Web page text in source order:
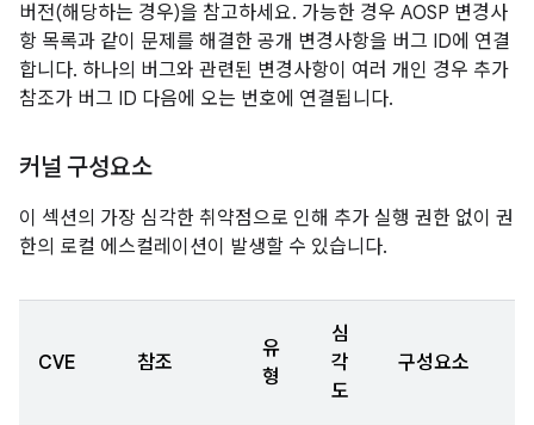
버전(해당하는 경우)을 참고하세요. 가능한 경우 AOSP 변경사
항 목록과 같이 문제를 해결한 공개 변경사항을 버그 ID에 연결
합니다. 하나의 버그와 관련된 변경사항이 여러 개인 경우 추가
참조가 버그 ID 다음에 오는 번호에 연결됩니다.
커널 구성요소
이 섹션의 가장 심각한 취약점으로 인해 추가 실행 권한 없이 권
한의 로컬 에스컬레이션이 발생할 수 있습니다.
CVE 참조
유
형
심
각
도
구성요소